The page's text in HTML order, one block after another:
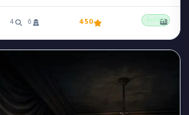
مجانية 450
6
4 📖